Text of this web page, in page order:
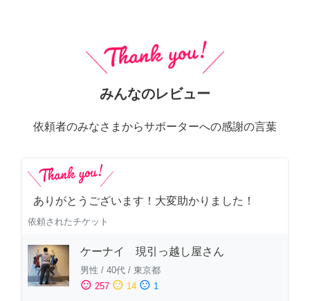
みんなのレビュー
依頼者のみなさまからサポーターへの感謝の言葉
ありがとうございます！大変助かりました！
依頼されたチケット
ケーナイ 現引っ越し屋さん
男性 / 40代 / 東京都
sentiment_satisfied 257 sentiment_neutral 14 sentiment_dissatisfied 1